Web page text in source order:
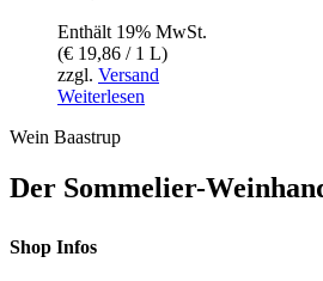
Enthält 19% MwSt.
(€ 19,86 / 1 L)
zzgl. Versand
Weiterlesen
Wein Baastrup
Der Sommelier-
Shop Infos